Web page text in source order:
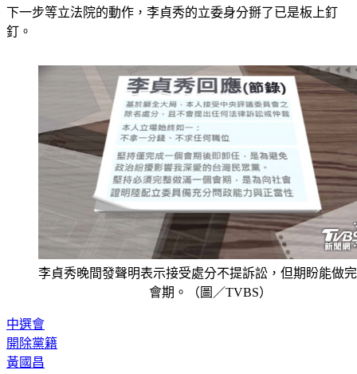
下一步等立法院的動作，李貞秀的立委身分掰了已是板上釘
釘。
李貞秀晚間發聲明表示接受處分不提訴訟，但期盼能做
會期。（圖／TVBS）
中選會
開除黨籍
黃國昌